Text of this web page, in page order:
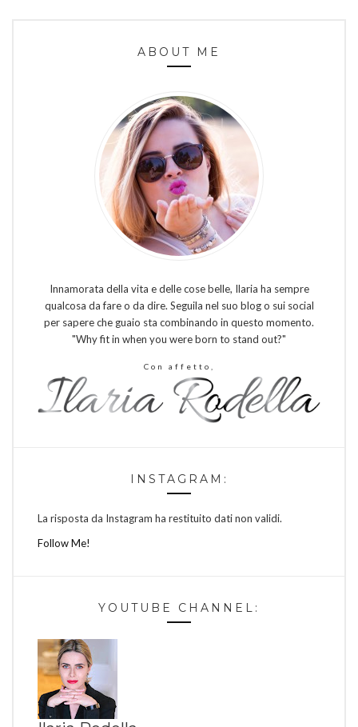
ABOUT ME
Innamorata della vita e delle cose belle, Ilaria ha sempre
qualcosa da fare o da dire. Seguila nel suo blog o sui social
per sapere che guaio sta combinando in questo momento.
"Why fit in when you were born to stand out?"
Con affetto,
INSTAGRAM:
La risposta da Instagram ha restituito dati non validi.
Follow Me!
YOUTUBE CHANNEL: